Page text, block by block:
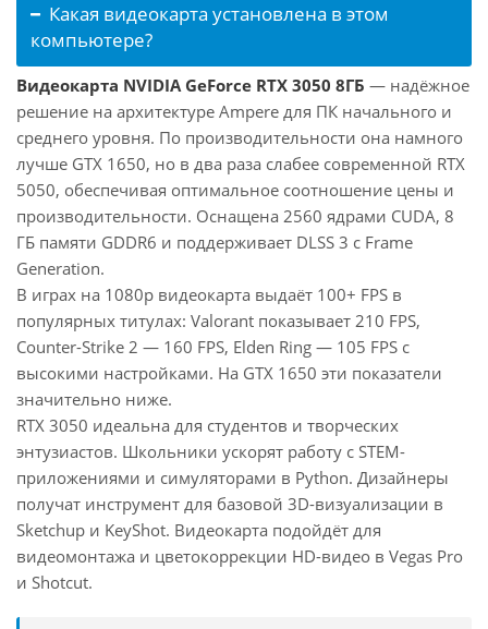
Какая видеокарта установлена в этом
компьютере?
Видеокарта NVIDIA GeForce RTX 3050 8ГБ — надёжное
решение на архитектуре Ampere для ПК начального и
среднего уровня. По производительности она намного
лучше GTX 1650, но в два раза слабее современной RTX
5050, обеспечивая оптимальное соотношение цены и
производительности. Оснащена 2560 ядрами CUDA, 8
ГБ памяти GDDR6 и поддерживает DLSS 3 с Frame
Generation.
В играх на 1080p видеокарта выдаёт 100+ FPS в
популярных титулах: Valorant показывает 210 FPS,
Counter-Strike 2 — 160 FPS, Elden Ring — 105 FPS с
высокими настройками. На GTX 1650 эти показатели
значительно ниже.
RTX 3050 идеальна для студентов и творческих
энтузиастов. Школьники ускорят работу с STEM-
приложениями и симуляторами в Python. Дизайнеры
получат инструмент для базовой 3D-визуализации в
Sketchup и KeyShot. Видеокарта подойдёт для
видеомонтажа и цветокоррекции HD-видео в Vegas Pro
и Shotcut.